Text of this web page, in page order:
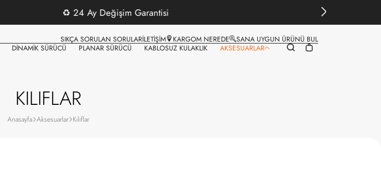
24 Ay Değişim Garantisi
SIKÇA SORULAN SORULARİLETİŞİM KARGOM NEREDE
SANA UYGUN ÜRÜNÜ BUL
DİNAMİK SÜRÜCÜ PLANAR SÜRÜCÜ KABLOSUZ KULAKLIK AKSESUARLAR
KILIFLAR
Anasayfa Aksesuarlar Kılıflar